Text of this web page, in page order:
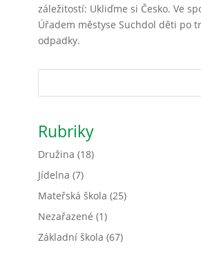
záležitostí: Ukliďme si Česko. Ve
Úřadem městyse Suchdol děti po
odpadky.
Rubriky
Družina (18)
Jídelna (7)
Mateřská škola (25)
Nezařazené (1)
Základní škola (67)